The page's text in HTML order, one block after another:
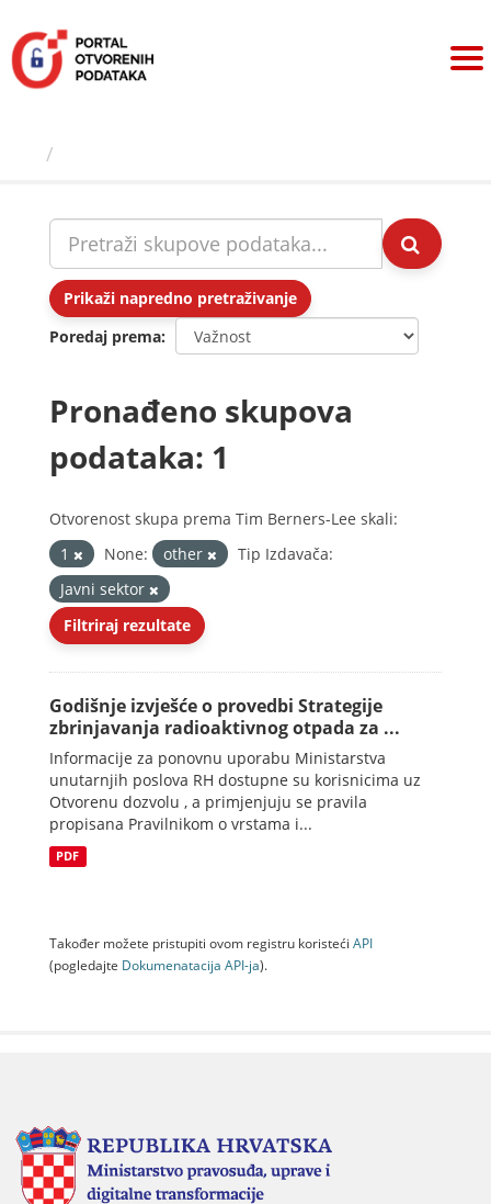
sadržaj
Prikaži napredno pretraživanje
Poredaj prema
Pronađeno skupova
podataka: 1
Otvorenost skupa prema Tim Berners-Lee skali:
1
None: other
Tip Izdavača:
Javni sektor
Filtriraj rezultate
Godišnje izvješće o provedbi Strategije
zbrinjavanja radioaktivnog otpada za ...
Informacije za ponovnu uporabu Ministarstva
unutarnjih poslova RH dostupne su korisnicima uz
Otvorenu dozvolu , a primjenjuju se pravila
propisana Pravilnikom o vrstama i...
PDF
Također možete pristupiti ovom registru koristeći API
(pogledajte Dokumenаtаcijа API-jа).